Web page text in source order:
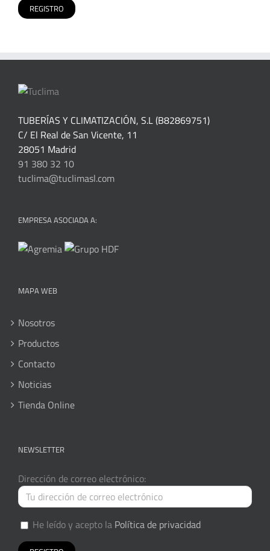
TUBERÍAS Y CLIMATIZACIÓN, S.L (B82869751)
C/ El Real de San Vicente, 11
28051 Madrid
91 380 32 10
tuclima@tuclimasl.com
EMPRESA ASOCIADA A:
MAPA WEB
Nosotros
Productos
Contacto
Noticias
Tienda Online
NEWSLETTER
Dirección de correo electrónico:
He leído y acepto la Política de privacidad